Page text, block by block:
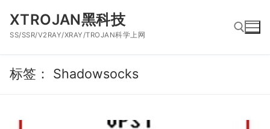
XTROJAN黑科技
SS/SSR/V2RAY/XRAY/TROJAN科学上网
搜索：
标签： Shadowsocks